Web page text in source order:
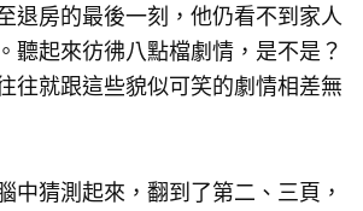
退房的最後一刻，他仍看不到家人
聽起來彷彿八點檔劇情，是不是？
往就跟這些貌似可笑的劇情相差無
猜測起來，翻到了第二、三頁，